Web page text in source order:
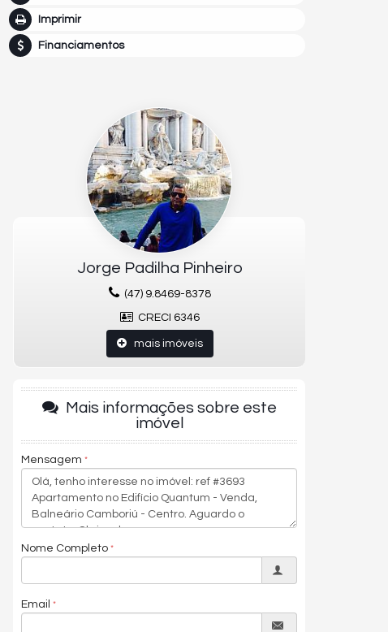
Imprimir
Financiamentos
Jorge Padilha Pinheiro
(47) 9.8469-8378
CRECI 6346
mais imóveis
Mais informações sobre este
imóvel
Mensagem
Nome Completo
Email